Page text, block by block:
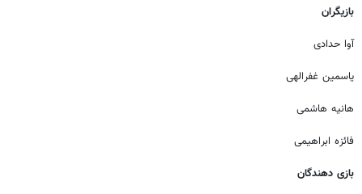
بازیگران
آوا حدادی
یاسمین غفرالهی
هانیه هاشمی
فائزه ابراهیمی
بازی دهندگان